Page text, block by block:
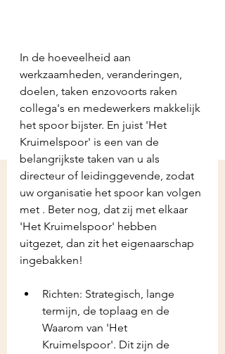
In de hoeveelheid aan
werkzaamheden, veranderingen,
doelen, taken enzovoorts raken
collega's en medewerkers makkelijk
het spoor bijster. En juist 'Het
Kruimelspoor' is een van de
belangrijkste taken van u als
directeur of leidinggevende, zodat
uw organisatie het spoor kan volgen
met . Beter nog, dat zij met elkaar
'Het Kruimelspoor' hebben
uitgezet, dan zit het eigenaarschap
ingebakken!
Richten: Strategisch, lange
termijn, de toplaag en de
Waarom van 'Het
Kruimelspoor'. Dit zijn de